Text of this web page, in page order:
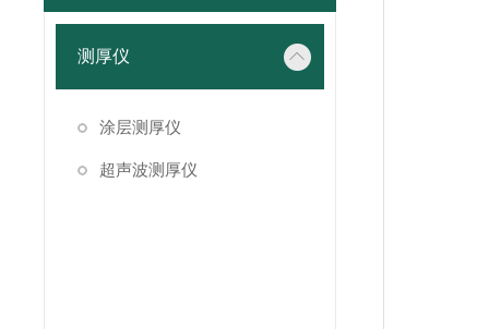
测厚仪
涂层测厚仪
超声波测厚仪